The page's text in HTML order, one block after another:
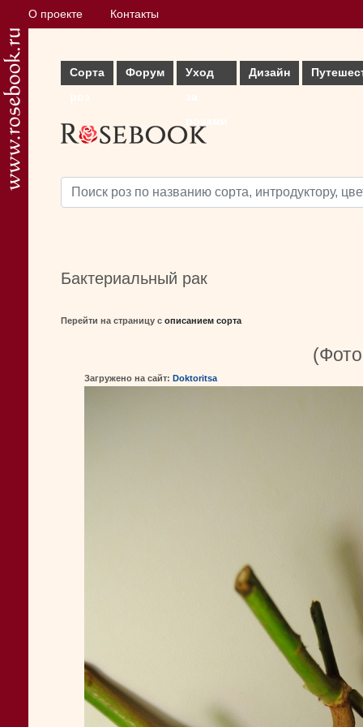
О проекте Контакты
Сорта
Форум
Уход
Дизайн
Бактериальный рак
Перейти на страницу с описанием сорта
Загружено на сайт: Doktoritsa